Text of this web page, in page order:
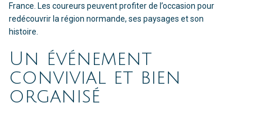
France. Les coureurs peuvent profiter de l’occasion pour
redécouvrir la région normande, ses paysages et son
histoire.
Un événement
convivial et bien
organisé